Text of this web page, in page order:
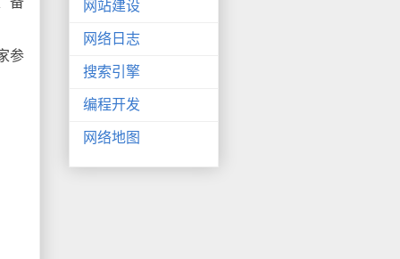
参
网站建设
网络日志
搜索引擎
编程开发
网络地图